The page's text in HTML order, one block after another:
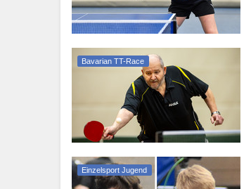
Bavarian TT-Race
Einzelsport Jugend